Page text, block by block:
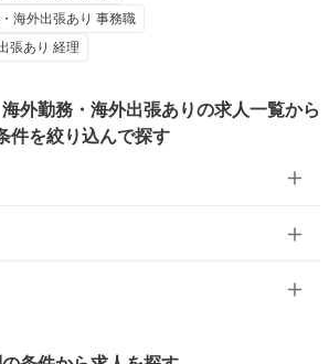
海外出張あり 事務職
張あり 経理
外勤務・海外出張ありの求人一覧から
件を絞り込んで探す